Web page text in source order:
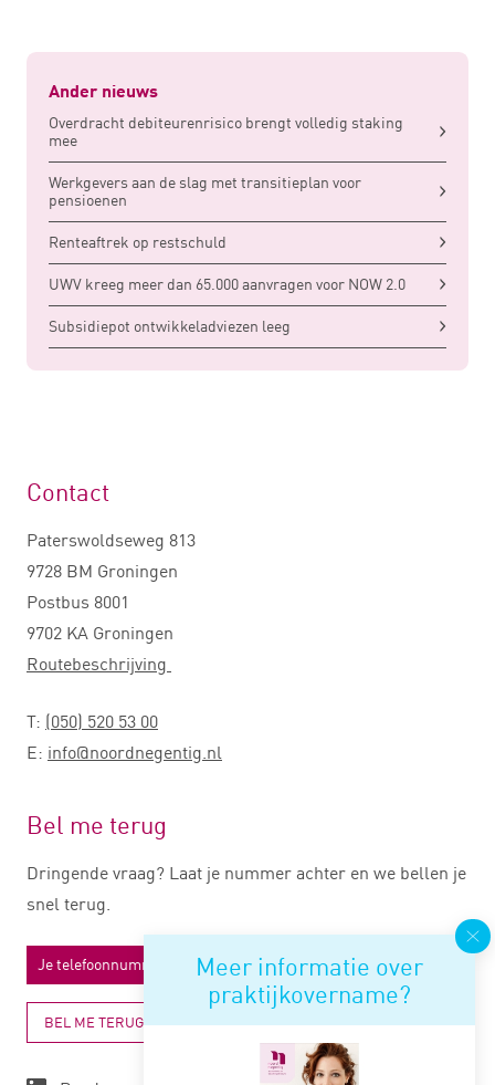
Ander nieuws
Overdracht debiteurenrisico brengt volledig staking
mee
Werkgevers aan de slag met transitieplan voor
pensioenen
Renteaftrek op restschuld
UWV kreeg meer dan 65.000 aanvragen voor NOW 2.0
Subsidiepot ontwikkeladviezen leeg
Meer informatie over
praktijkovername?
Contact
Paterswoldseweg 813
9728 BM Groningen
Postbus 8001
9702 KA Groningen
Routebeschrijving
T: (050) 520 53 00
E: info@noordnegentig.nl
Bel me terug
Dringende vraag? Laat je nummer achter en we bellen je
snel terug.
BEL ME TERUG